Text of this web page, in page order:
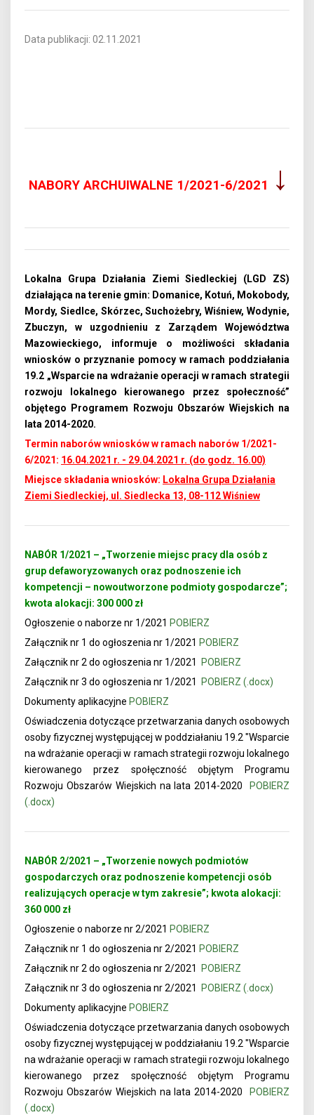
Data publikacji: 02.11.2021
NABORY ARCHUIWALNE 1/2021-6/2021 ↓
Lokalna Grupa Działania Ziemi Siedleckiej (LGD ZS)
działająca na terenie gmin: Domanice, Kotuń, Mokobody,
Mordy, Siedlce, Skórzec, Suchożebry, Wiśniew, Wodynie,
Zbuczyn, w uzgodnieniu z Zarządem Województwa
Mazowieckiego, informuje o możliwości składania
wniosków o przyznanie pomocy w ramach poddziałania
19.2 „Wsparcie na wdrażanie operacji w ramach strategii
rozwoju lokalnego kierowanego przez społeczność”
objętego Programem Rozwoju Obszarów Wiejskich na
lata 2014-2020.
Termin naborów wniosków w ramach naborów 1/2021-
6/2021: 16.04.2021 r. - 29.04.2021 r. (do godz. 16.00)
Miejsce składania wniosków: Lokalna Grupa Działania
Ziemi Siedleckiej, ul. Siedlecka 13, 08-112 Wiśniew
NABÓR 1/2021 – „Tworzenie miejsc pracy dla osób z
grup defaworyzowanych oraz podnoszenie ich
kompetencji – nowoutworzone podmioty gospodarcze”;
kwota alokacji: 300 000 zł
Ogłoszenie o naborze nr 1/2021 POBIERZ
Załącznik nr 1 do ogłoszenia nr 1/2021 POBIERZ
Załącznik nr 2 do ogłoszenia nr 1/2021
POBIERZ
Załącznik nr 3 do ogłoszenia nr 1/2021
POBIERZ (.docx)
Dokumenty aplikacyjne POBIERZ
Oświadczenia dotyczące przetwarzania danych osobowych
osoby fizycznej występującej w poddziałaniu 19.2 "Wsparcie
na wdrażanie operacji w ramach strategii rozwoju lokalnego
kierowanego przez społęczność objętym Programu
Rozwoju Obszarów Wiejskich na lata 2014-2020
POBIERZ
(.docx)
NABÓR 2/2021 – „Tworzenie nowych podmiotów
gospodarczych oraz podnoszenie kompetencji osób
realizujących operacje w tym zakresie”; kwota alokacji:
360 000 zł
Ogłoszenie o naborze nr 2/2021 POBIERZ
Załącznik nr 1 do ogłoszenia nr 2/2021 POBIERZ
Załącznik nr 2 do ogłoszenia nr 2/2021
POBIERZ
Załącznik nr 3 do ogłoszenia nr 2/2021
POBIERZ (.docx)
Dokumenty aplikacyjne POBIERZ
Oświadczenia dotyczące przetwarzania danych osobowych
osoby fizycznej występującej w poddziałaniu 19.2 "Wsparcie
na wdrażanie operacji w ramach strategii rozwoju lokalnego
kierowanego przez społęczność objętym Programu
Rozwoju Obszarów Wiejskich na lata 2014-2020
POBIERZ
(.docx)